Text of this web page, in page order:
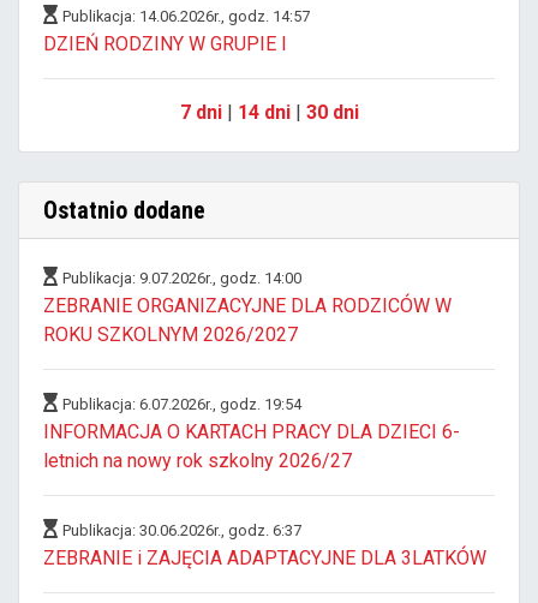
Publikacja: 14.06.2026r., godz. 14:57
DZIEŃ RODZINY W GRUPIE I
7 dni| 14 dni| 30 dni
Ostatnio dodane
Publikacja: 9.07.2026r., godz. 14:00
ZEBRANIE ORGANIZACYJNE DLA RODZICÓW W
ROKU SZKOLNYM 2026/2027
Publikacja: 6.07.2026r., godz. 19:54
INFORMACJA O KARTACH PRACY DLA DZIECI 6-
letnich na nowy rok szkolny 2026/27
Publikacja: 30.06.2026r., godz. 6:37
ZEBRANIE i ZAJĘCIA ADAPTACYJNE DLA 3LATKÓW